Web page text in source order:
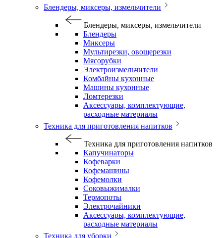
Блендеры, миксеры, измельчители
Блендеры, миксеры, измельчители
Блендеры
Миксеры
Мультирезки, овощерезки
Мясорубки
Электроизмельчители
Комбайны кухонные
Машины кухонные
Ломтерезки
Аксессуары, комплектующие,
расходные материалы
Техника для приготовления напитков
Техника для приготовления напитков
Капучинаторы
Кофеварки
Кофемашины
Кофемолки
Соковыжималки
Термопоты
Электрочайники
Аксессуары, комплектующие,
расходные материалы
Техника для уборки